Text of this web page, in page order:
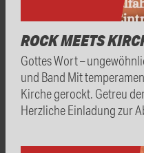
ROCK MEETS
Gottes Wort –
und Band Mit
Kirche gerockt. Getreu
Herzliche Einladung zur